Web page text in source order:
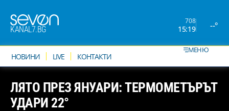
KANAL7.BG
708
15:19 --°
НОВИНИ LIVE КОНТАКТИ
МЕНЮ
ЛЯТО ПРЕЗ ЯНУАРИ: ТЕРМОМЕТЪРЪТ
УДАРИ 22°